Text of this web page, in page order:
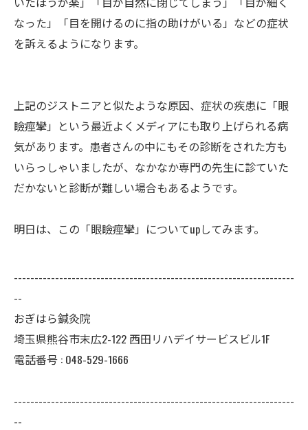
なった」「目を開けるのに指の助けがいる」などの症状
を訴えるようになります。
上記のジストニアと似たような原因、症状の疾患に「眼
瞼痙攣」という最近よくメディアにも取り上げられる病
気があります。患者さんの中にもその診断をされた方も
いらっしゃいましたが、なかなか専門の先生に診ていた
だかないと診断が難しい場合もあるようです。
明日は、この「眼瞼痙攣」についてupしてみます。
--------------------------------------------------------------------
--
おぎはら鍼灸院
埼玉県熊谷市末広2-122 西田リハデイサービスビル1F
電話番号 : 048-529-1666
--------------------------------------------------------------------
--